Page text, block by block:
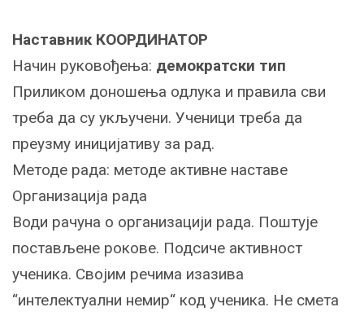
Наставник КООРДИНАТОР
Начин руковођења: демократски тип
Приликом доношења одлука и правила сви
треба да су укључени. Ученици треба да
преузму иницијативу за рад.
Методе рада: методе активне наставе
Организација рада
Води рачуна о организацији рада. Поштује
постављене рокове. Подсиче активност
ученика. Својим речима изазива
“интелектуални немир“ код ученика. Не смета